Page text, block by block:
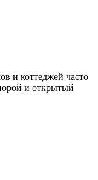
и коттеджей часто
и открытый